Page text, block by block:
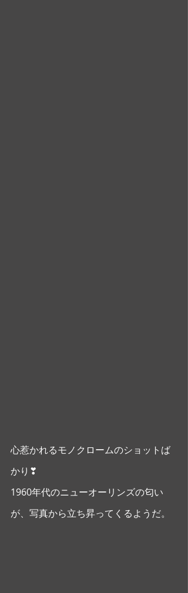
心惹かれるモノクロームのショットば
かり❣
1960年代のニューオーリンズの匂い
が、写真から立ち昇ってくるようだ。